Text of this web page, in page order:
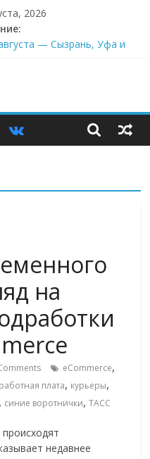
2026
— Сызрань, Уфа и
со своих складов
купил бывший офисный
в Екатеринбурге.
на
eCommerce,
плата, курьеры,
, синие воротнички,ТАСС
недавнее